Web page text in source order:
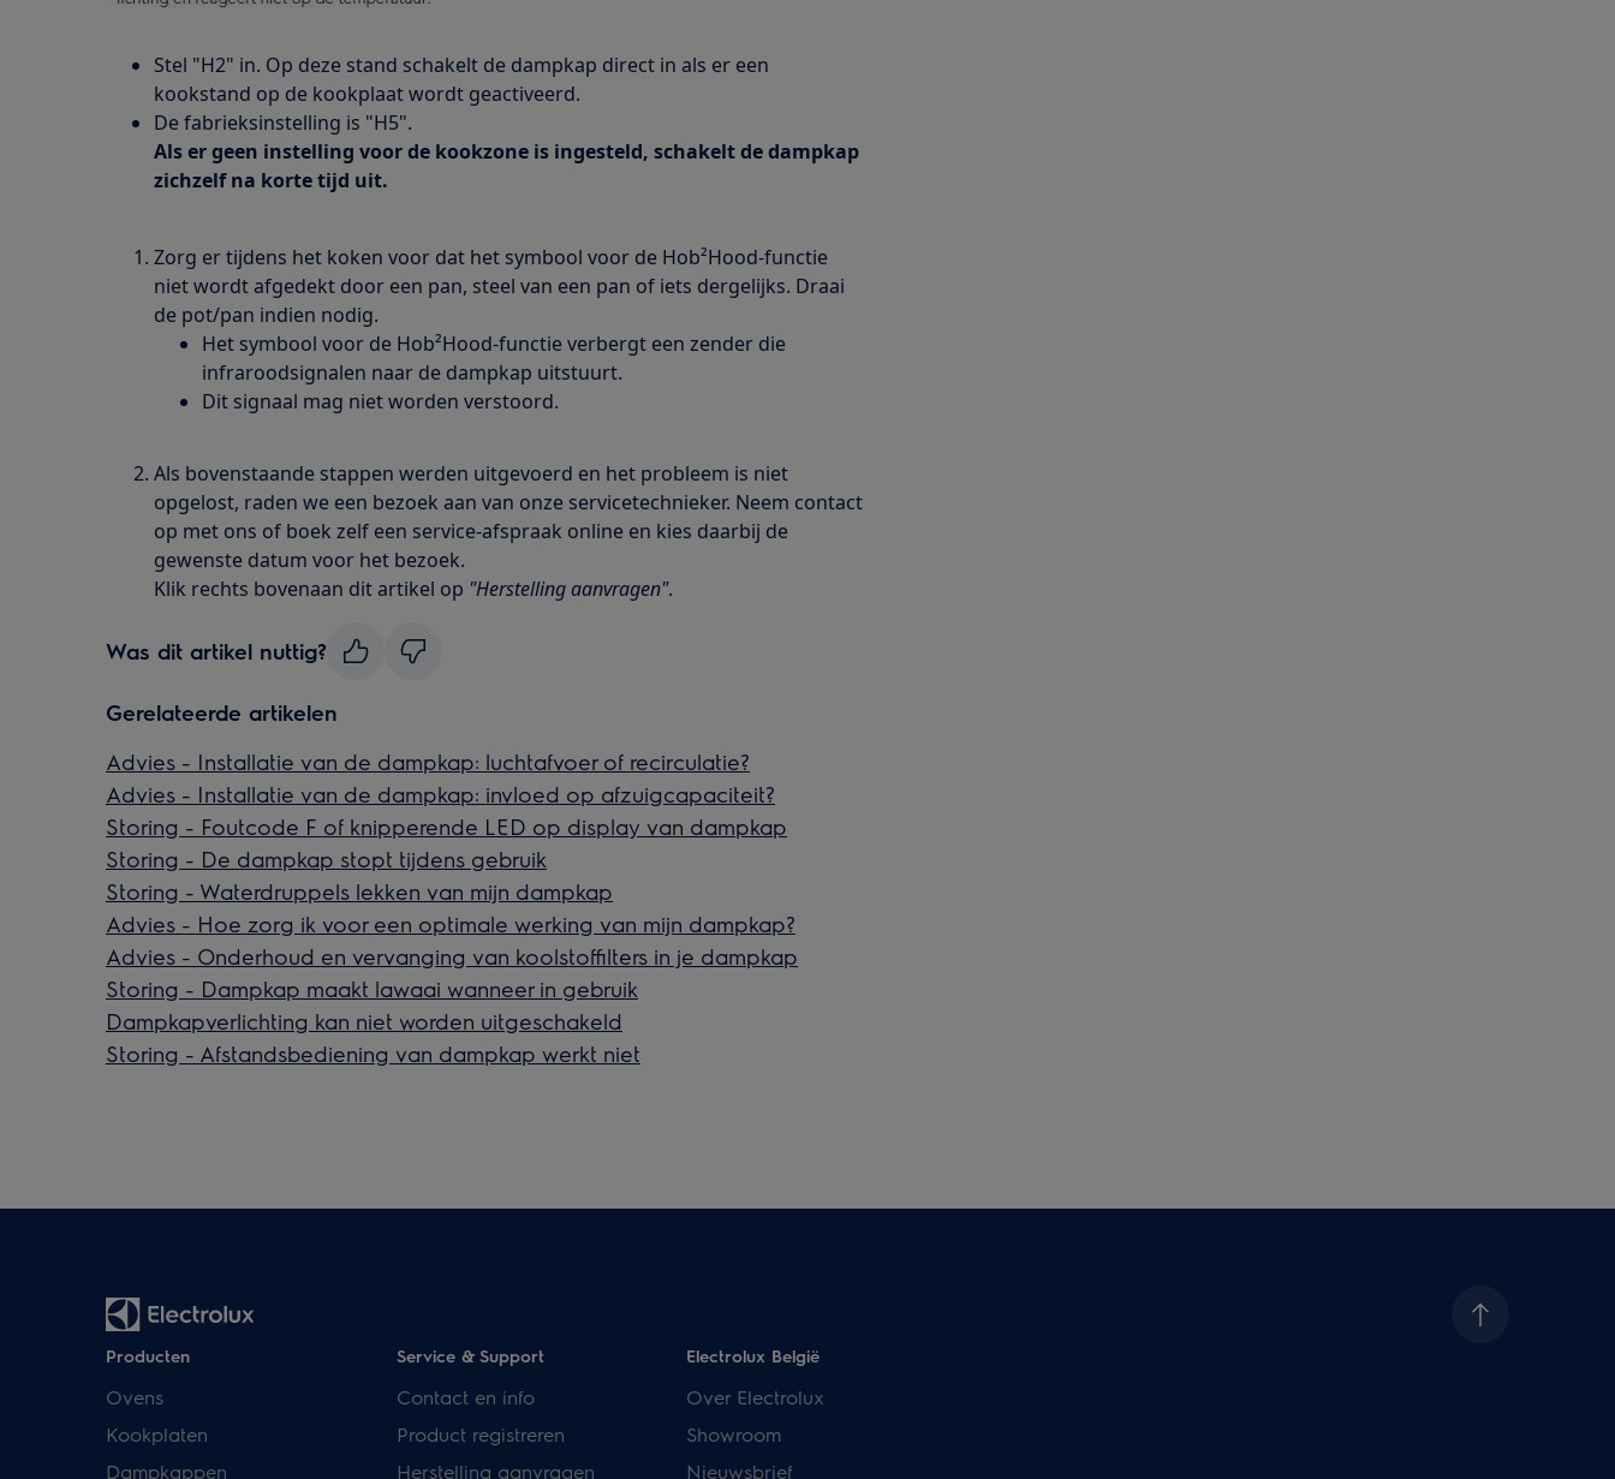
Stel "H2" in. Op deze stand schakelt de dampkap direct in als er een
kookstand op de kookplaat wordt geactiveerd.
De fabrieksinstelling is "H5".
Als er geen instelling voor de kookzone is ingesteld, schakelt de dampkap
zichzelf na korte tijd uit.
Zorg er tijdens het koken voor dat het symbool voor de Hob²Hood-functie
niet wordt afgedekt door een pan, steel van een pan of iets dergelijks. Draai
de pot/pan indien nodig.
Het symbool voor de Hob²Hood-functie verbergt een zender die
infraroodsignalen naar de dampkap uitstuurt.
Dit signaal mag niet worden verstoord.
Als bovenstaande stappen werden uitgevoerd en het probleem is niet
opgelost, raden we een bezoek aan van onze servicetechnieker. Neem contact
op met ons of boek zelf een service-afspraak online en kies daarbij de
gewenste datum voor het bezoek.
Klik rechts bovenaan dit artikel op "Herstelling aanvragen".
Was dit artikel nuttig?
Gerelateerde artikelen
Advies - Installatie van de dampkap: luchtafvoer of recirculatie?
Advies - Installatie van de dampkap: invloed op afzuigcapaciteit?
Storing - Foutcode F of knipperende LED op display van dampkap
Storing - De dampkap stopt tijdens gebruik
Storing - Waterdruppels lekken van mijn dampkap
Advies - Hoe zorg ik voor een optimale werking van mijn dampkap?
Advies - Onderhoud en vervanging van koolstoffilters in je dampkap
Storing - Dampkap maakt lawaai wanneer in gebruik
Dampkapverlichting kan niet worden uitgeschakeld
Storing - Afstandsbediening van dampkap werkt niet
Producten
Ovens
Kookplaten
Dampkappen
Service & Support
Contact en info
Product registreren
Herstelling aanvragen
Electrolux België
Over Electrolux
Showroom
Nieuwsbrief